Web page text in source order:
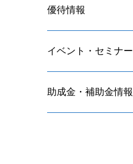
優待情報
イベント・セミナー
助成金・補助金情報